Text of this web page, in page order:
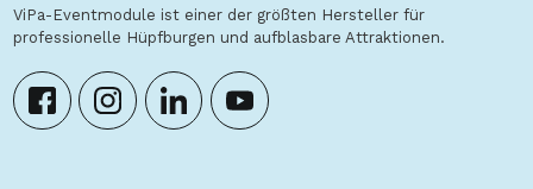
ViPa-Eventmodule ist einer der größten Hersteller für
professionelle Hüpfburgen und aufblasbare Attraktionen.